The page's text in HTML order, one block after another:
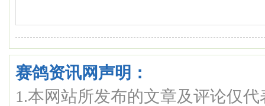
赛鸽资讯网声明：
1.本网站所发布的文章及评论仅